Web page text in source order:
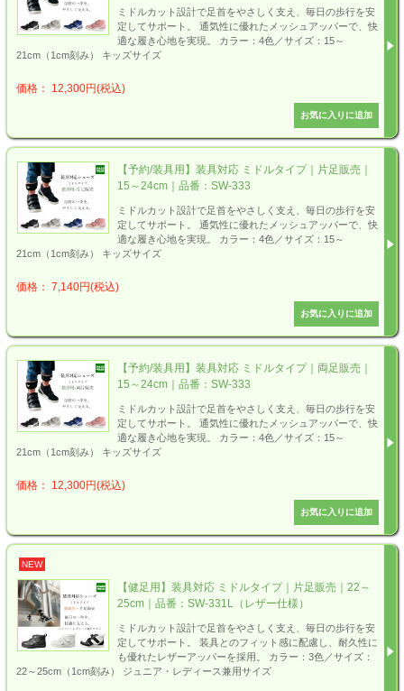
ミドルカット設計で足首をやさしく支え、毎日の歩行を安
定してサポート。 通気性に優れたメッシュアッパーで、快
適な履き心地を実現。 カラー：4色／サイズ：15～
21cm（1cm刻み） キッズサイズ
価格： 12,300円(税込)
【予約/装具用】装具対応 ミドルタイプ｜片足販売｜
15～24cm｜品番：SW-333
ミドルカット設計で足首をやさしく支え、毎日の歩行を安
定してサポート。 通気性に優れたメッシュアッパーで、快
適な履き心地を実現。 カラー：4色／サイズ：15～
21cm（1cm刻み） キッズサイズ
価格： 7,140円(税込)
【予約/装具用】装具対応 ミドルタイプ｜両足販売｜
15～24cm｜品番：SW-333
ミドルカット設計で足首をやさしく支え、毎日の歩行を安
定してサポート。 通気性に優れたメッシュアッパーで、快
適な履き心地を実現。 カラー：4色／サイズ：15～
21cm（1cm刻み） キッズサイズ
価格： 12,300円(税込)
NEW
【健足用】装具対応 ミドルタイプ｜片足販売｜22～
25cm｜品番：SW-331L（レザー仕様）
ミドルカット設計で足首をやさしく支え、毎日の歩行を安
定してサポート。 装具とのフィット感に配慮し、耐久性に
も優れたレザーアッパーを採用。 カラー：3色／サイズ：
22～25cm（1cm刻み） ジュニア・レディース兼用サイズ